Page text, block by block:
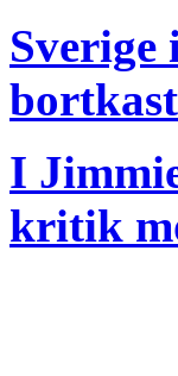
I
kritik